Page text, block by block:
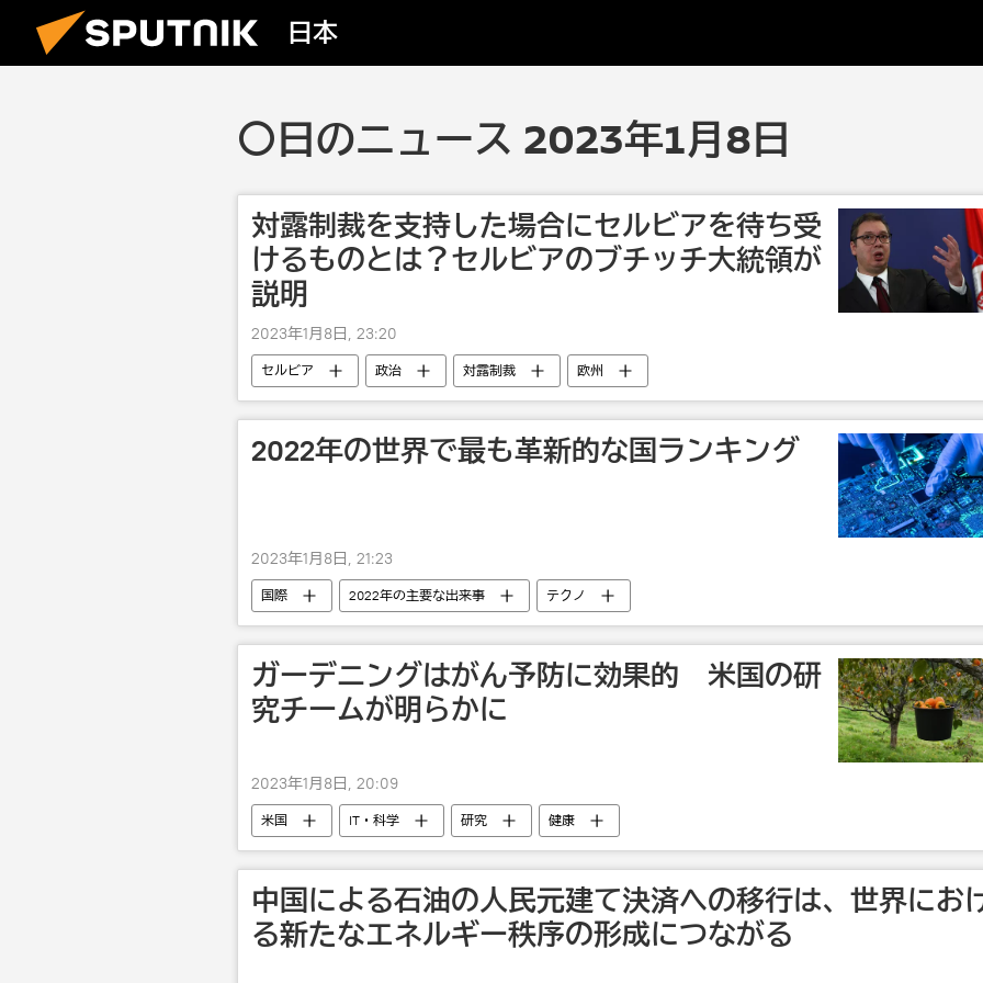
日本
〇日のニュース 2023年1月8日
対露制裁を支持した場合にセルビアを待ち受
けるものとは？セルビアのブチッチ大統領が
説明
2023年1月8日, 23:20
セルビア 政治 対露制裁 欧州
2022年の世界で最も革新的な国ランキング
2023年1月8日, 21:23
国際 2022年の主要な出来事 テクノ
ガーデニングはがん予防に効果的 米国の研
究チームが明らかに
2023年1月8日, 20:09
米国 IT・科学 研究 健康
中国による石油の人民元建て決済への移行は、世界にお
る新たなエネルギー秩序の形成につながる